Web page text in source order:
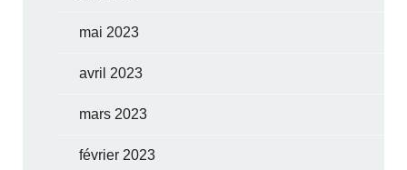
mai 2023
avril 2023
mars 2023
février 2023